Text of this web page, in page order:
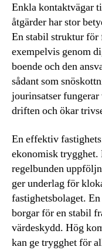
Enkla kontaktvägar
åtgärder har stor
En stabil struktur för
exempelvis genom
boende och den
sådant som
jourinsatser
driften och ökar
En effektiv
ekonomisk trygghet.
regelbunden
ger underlag för
fastighetsbolaget.
borgar för en stabil
värdeskydd. Hög
kan ge trygghet för